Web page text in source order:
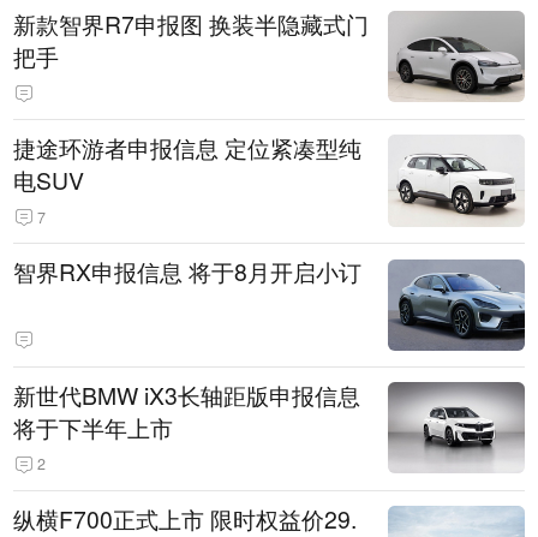
新款智界R7申报图 换装半隐藏式门
把手
捷途环游者申报信息 定位紧凑型纯
电SUV
7
智界RX申报信息 将于8月开启小订
新世代BMW iX3长轴距版申报信息
将于下半年上市
2
纵横F700正式上市 限时权益价29.